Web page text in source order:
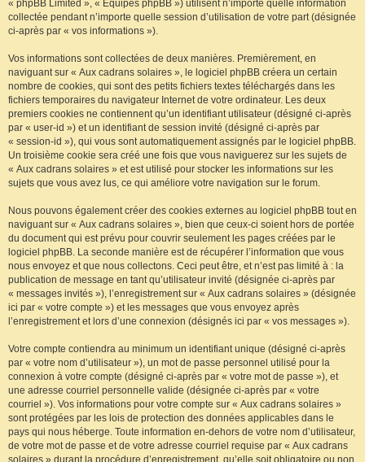
« phpBB Limited », « Équipes phpBB ») utilisent n’importe quelle information
collectée pendant n’importe quelle session d’utilisation de votre part (désignée
ci-après par « vos informations »).
Vos informations sont collectées de deux manières. Premièrement, en
naviguant sur « Aux cadrans solaires », le logiciel phpBB créera un certain
nombre de cookies, qui sont des petits fichiers textes téléchargés dans les
fichiers temporaires du navigateur Internet de votre ordinateur. Les deux
premiers cookies ne contiennent qu’un identifiant utilisateur (désigné ci-après
par « user-id ») et un identifiant de session invité (désigné ci-après par
« session-id »), qui vous sont automatiquement assignés par le logiciel phpBB.
Un troisième cookie sera créé une fois que vous naviguerez sur les sujets de
« Aux cadrans solaires » et est utilisé pour stocker les informations sur les
sujets que vous avez lus, ce qui améliore votre navigation sur le forum.
Nous pouvons également créer des cookies externes au logiciel phpBB tout en
naviguant sur « Aux cadrans solaires », bien que ceux-ci soient hors de portée
du document qui est prévu pour couvrir seulement les pages créées par le
logiciel phpBB. La seconde manière est de récupérer l’information que vous
nous envoyez et que nous collectons. Ceci peut être, et n’est pas limité à : la
publication de message en tant qu’utilisateur invité (désignée ci-après par
« messages invités »), l’enregistrement sur « Aux cadrans solaires » (désignée
ici par « votre compte ») et les messages que vous envoyez après
l’enregistrement et lors d’une connexion (désignés ici par « vos messages »).
Votre compte contiendra au minimum un identifiant unique (désigné ci-après
par « votre nom d’utilisateur »), un mot de passe personnel utilisé pour la
connexion à votre compte (désigné ci-après par « votre mot de passe »), et
une adresse courriel personnelle valide (désignée ci-après par « votre
courriel »). Vos informations pour votre compte sur « Aux cadrans solaires »
sont protégées par les lois de protection des données applicables dans le
pays qui nous héberge. Toute information en-dehors de votre nom d’utilisateur,
de votre mot de passe et de votre adresse courriel requise par « Aux cadrans